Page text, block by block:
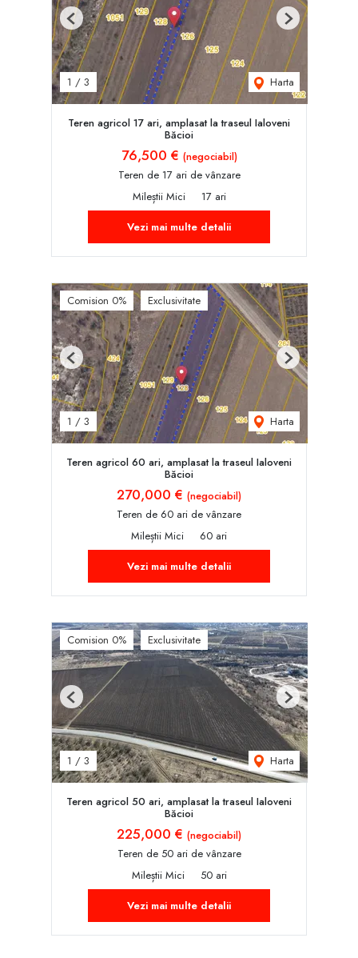
1 / 3 Harta
Previous Next
Teren agricol 17 ari, amplasat la traseul Ialoveni
Băcioi
76,500 € (negociabil)
Teren de 17 ari de vânzare
Mileștii Mici
17 ari
Vezi mai multe detalii
Comision 0% Exclusivitate
1 / 3 Harta
Previous Next
Teren agricol 60 ari, amplasat la traseul Ialoveni
Băcioi
270,000 € (negociabil)
Teren de 60 ari de vânzare
Mileștii Mici
60 ari
Vezi mai multe detalii
Comision 0% Exclusivitate
1 / 3 Harta
Previous Next
Teren agricol 50 ari, amplasat la traseul Ialoveni
Băcioi
225,000 € (negociabil)
Teren de 50 ari de vânzare
Mileștii Mici
50 ari
Vezi mai multe detalii